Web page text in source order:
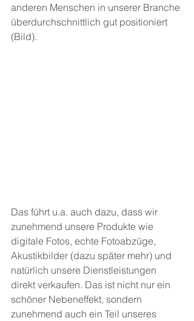
anderen Menschen in unserer Branche
überdurchschnittlich gut positioniert
(Bild).
Das führt u.a. auch dazu, dass wir
zunehmend unsere Produkte wie
digitale Fotos, echte Fotoabzüge,
Akustikbilder (dazu später mehr) und
natürlich unsere Dienstleistungen
direkt verkaufen. Das ist nicht nur ein
schöner Nebeneffekt, sondern
zunehmend auch ein Teil unseres